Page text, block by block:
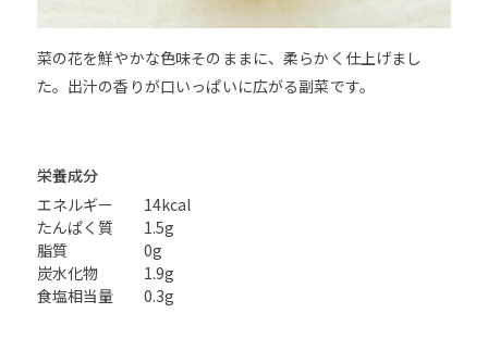
菜の花を鮮やかな色味そのままに、柔らかく仕上げまし
た。出汁の香りが口いっぱいに広がる副菜です。
栄養成分
エネルギー
14kcal
たんぱく質
1.5g
脂質
0g
炭水化物
1.9g
食塩相当量
0.3g